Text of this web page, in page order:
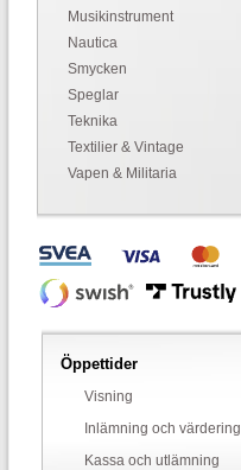
Musikinstrument
Nautica
Smycken
Speglar
Teknika
Textilier & Vintage
Vapen & Militaria
Öppettider
Visning
Inlämning och värdering
Kassa och utlämning